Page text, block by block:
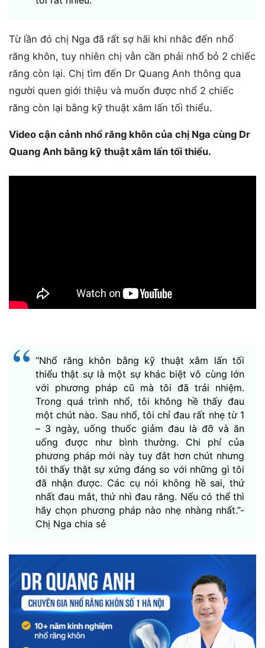
Từ lần đó chị Nga đã rất sợ hãi khi nhắc đến nhổ
răng khôn, tuy nhiên chị vẫn cần phải nhổ bỏ 2 chiếc
răng còn lại. Chị tìm đến Dr Quang Anh thông qua
người quen giới thiệu và muốn được nhổ 2 chiếc
răng còn lại bằng kỹ thuật xâm lấn tối thiểu.
Video cận cảnh nhổ răng khôn của chị Nga cùng Dr
Quang Anh bằng kỹ thuật xâm lấn tối thiểu.
“Nhổ răng khôn bằng kỹ thuật xâm lấn tối
thiểu thật sự là một sự khác biệt vô cùng lớn
với phương pháp cũ mà tôi đã trải nhiệm.
Trong quá trình nhổ, tôi không hề thấy đau
một chút nào. Sau nhổ, tôi chỉ đau rất nhẹ từ 1
– 3 ngày, uống thuốc giảm đau là đỡ và ăn
uống được như bình thường. Chi phí của
phương pháp mới này tuy đắt hơn chút nhưng
tôi thấy thật sự xứng đáng so với những gì tôi
đã nhận được. Các cụ nói không hề sai, thứ
nhất đau mắt, thứ nhì đau răng. Nếu có thể thì
hãy chọn phương pháp nào nhẹ nhàng nhất.”-
Chị Nga chia sẻ